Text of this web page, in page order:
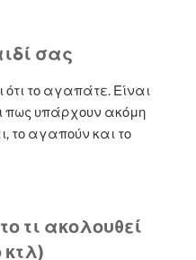
σας
ότι το αγαπάτε. Είναι
πως υπάρχουν ακόμη
το αγαπούν και το
τι ακολουθεί